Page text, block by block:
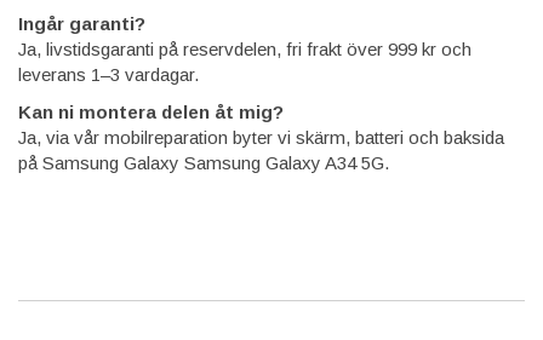
Ingår garanti?
Ja, livstidsgaranti på reservdelen, fri frakt över 999 kr och
leverans 1–3 vardagar.
Kan ni montera delen åt mig?
Ja, via vår mobilreparation byter vi skärm, batteri och baksida
på Samsung Galaxy Samsung Galaxy A34 5G.